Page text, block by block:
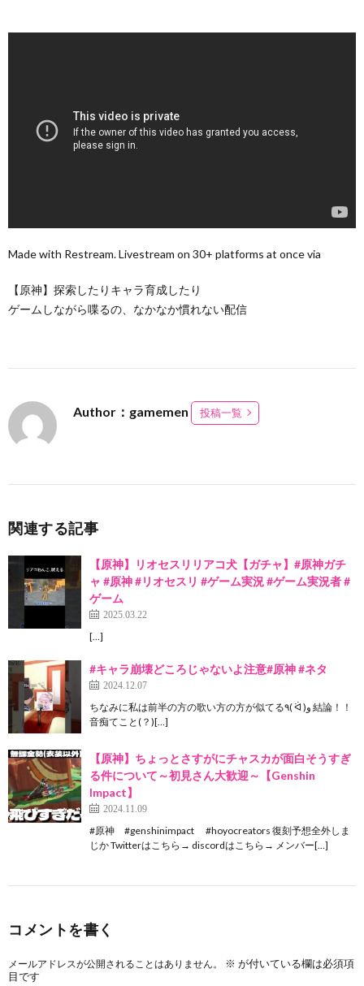
Made with Restream. Livestream on 30+ platforms at once via
【原神】探索したりキャラ育成したり
ゲームしながら喋るの、なかなか慣れない配信
Author：gamemen 投稿一覧
関連する記事
【原神】リオセスリリアコ犬【ガチャ】#原神ガチ
ャ #原神 #リオセスリ #ゲーム実況 #ゲーム実況者 #
ゲーム
2025.03.22
[…]
#キャラ崩壊どころじゃないよ注意#原神 #ネタ
2024.12.07
ちなみに私は前半の方の歌い方の方が似てる٩( ᐛ )و 結論！！
音痴てこと(？)[…]
【原神】ちょっとさすがにチャスカが面白そうすぎ
る件について～初見さん大歓迎～【Genshin
Impact】
2024.11.09
#原神 #genshinimpact #hoyocreators 復刻予想全外しま
じか Twitterはこちら→ discordはこちら→ メンバー[…]
コメントを書く
メールアドレスが公開されることはありません。 ※ が付いている欄は必須項
目です